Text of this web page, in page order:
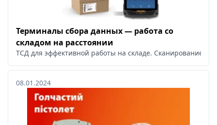
Терминалы сбора данных — работа со
складом на расстоянии
ТСД для эффективной работы на складе. Сканирование
08.01.2024